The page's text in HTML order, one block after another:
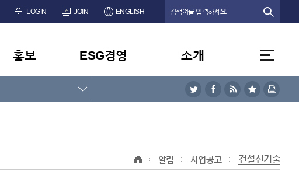
LOGIN JOIN ENGLISH
홍보 ESG경영 소개
알림 사업공고 건설신기술